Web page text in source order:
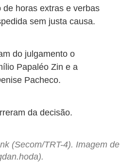
de horas extras e verbas
sem justa causa.
do julgamento o
Papaléo Zin e a
Pacheco.
da decisão.
(Secom/TRT-4). Imagem de